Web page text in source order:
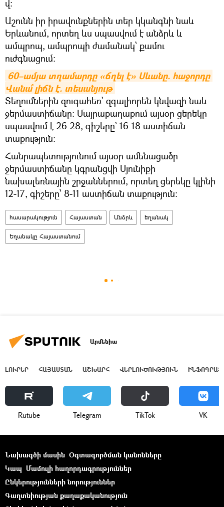
վ:
Աշունն իր իրավունքներին տեր կկանգնի նաև
Երևանում, որտեղ ևս սպասվում է անձրև և
ամպրոպ, ամպրոպի ժամանակ՝ քամու
ուժգնացում:
60–ամյա տղամարդը «ճղել է» Սևանը. հաջորդը
Վանա՞ լիճն է. տեսանյութ
Տեղումներին զուգահեռ՝ զգալիորեն կնվազի նաև
ջերմաստիճանը: Մայրաքաղաքում այսօր ցերեկը
սպասվում է 26-28, գիշերը՝ 16-18 աստիճան
տաքություն:
Հանրապետությունում այսօր ամենացածր
ջերմաստիճանը կգրանցվի Սյունիքի
նախալեռնային շրջաններում, որտեղ ցերեկը կլինի
12-17, գիշերը՝ 8-11 աստիճան տաքություն:
հասարակություն Հայաստան Անձրև եղանակ
Եղանակը Հայաստանում
Արմենիա
ԼՈՒՐԵՐ ՀԱՅԱՍՏԱՆ ԱՇԽԱՐՀ ՎԵՐԼՈՒԾՈՒԹՅՈՒՆ
Rutube Telegram ТikТоk VK
Նախագծի մասին Օգտագործման կանոնները
Կապ Մամուլի հաղորդագրություններ
Ընկերությունների նորություններ
Գաղտնիության քաղաքականություն